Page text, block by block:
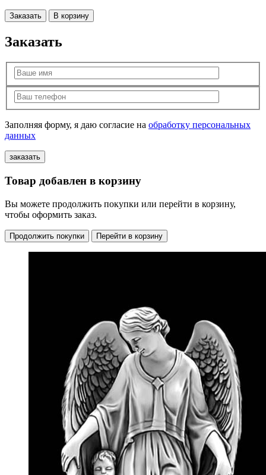
Заказать В корзину
Заказать
Заполняя форму, я даю согласие на обработку персональных
данных
Товар добавлен в корзину
Вы можете продолжить покупки или перейти в корзину,
чтобы оформить заказ.
Продолжить покупки Перейти в корзину